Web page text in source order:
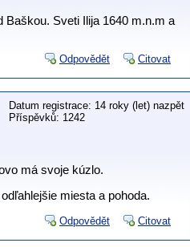
Sveti Ilija 1640 m.n.m a
Odpovědět Citovat
Datum registrace: 14 roky (let) nazpět
Příspěvků: 1242
má svoje kúzlo.
miesta a pohoda.
Odpovědět Citovat